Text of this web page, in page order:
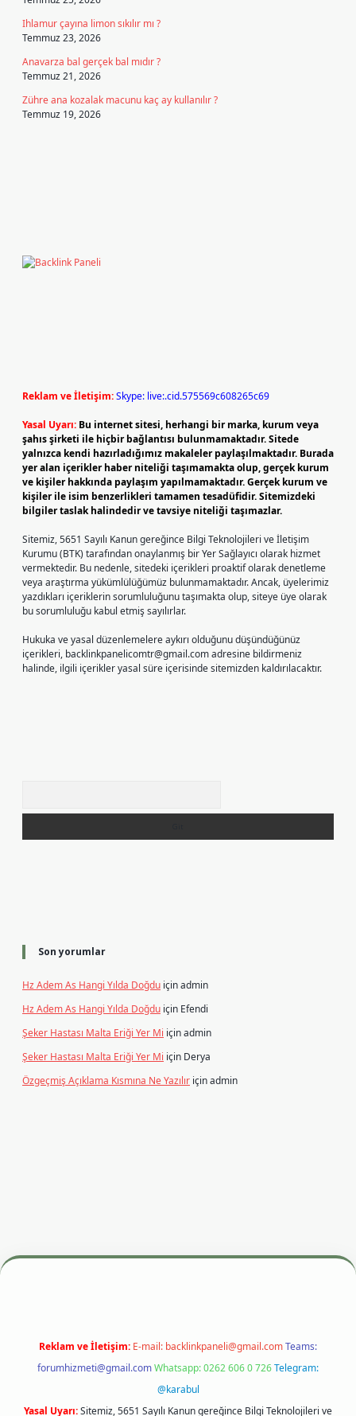
Ihlamur çayına limon sıkılır mı ?
Temmuz 23, 2026
Anavarza bal gerçek bal mıdır ?
Temmuz 21, 2026
Zühre ana kozalak macunu kaç ay kullanılır ?
Temmuz 19, 2026
Reklam ve İletişim:Skype: live:.cid.575569c608265c69
Yasal Uyarı: Bu internet sitesi, herhangi bir marka, kurum veya
şahıs şirketi ile hiçbir bağlantısı bulunmamaktadır. Sitede
yalnızca kendi hazırladığımız makaleler paylaşılmaktadır. Burada
yer alan içerikler haber niteliği taşımamakta olup, gerçek kurum
ve kişiler hakkında paylaşım yapılmamaktadır. Gerçek kurum ve
kişiler ile isim benzerlikleri tamamen tesadüfidir. Sitemizdeki
bilgiler taslak halindedir ve tavsiye niteliği taşımazlar.
Sitemiz, 5651 Sayılı Kanun gereğince Bilgi Teknolojileri ve İletişim
Kurumu (BTK) tarafından onaylanmış bir Yer Sağlayıcı olarak hizmet
vermektedir. Bu nedenle, sitedeki içerikleri proaktif olarak denetleme
veya araştırma yükümlülüğümüz bulunmamaktadır. Ancak, üyelerimiz
yazdıkları içeriklerin sorumluluğunu taşımakta olup, siteye üye olarak
bu sorumluluğu kabul etmiş sayılırlar.
Hukuka ve yasal düzenlemelere aykırı olduğunu düşündüğünüz
içerikleri, backlinkpanelicomtr@gmail.comadresine bildirmeniz
halinde, ilgili içerikler yasal süre içerisinde sitemizden kaldırılacaktır.
Son yorumlar
Hz Adem As Hangi Yılda Doğdu içinadmin
Hz Adem As Hangi Yılda Doğdu için Efendi
Şeker Hastası Malta Eriği Yer Mi içinadmin
Şeker Hastası Malta Eriği Yer Mi için Derya
Özgeçmiş Açıklama Kısmına Ne Yazılır içinadmin
betexper.xyzm elexbet
Reklam ve İletişim: E-mail: backlinkpaneli@gmail.comTeams:
forumhizmeti@gmail.comWhatsapp: 0262 606 0 726Telegram:
@karabul
Yasal Uyarı:Sitemiz, 5651 Sayılı Kanun gereğince Bilgi Teknolojileri ve